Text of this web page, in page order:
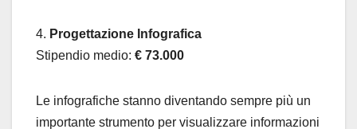
4. Progettazione Infografica
Stipendio medio: € 73.000
Le infografiche stanno diventando sempre più un
importante strumento per visualizzare informazioni